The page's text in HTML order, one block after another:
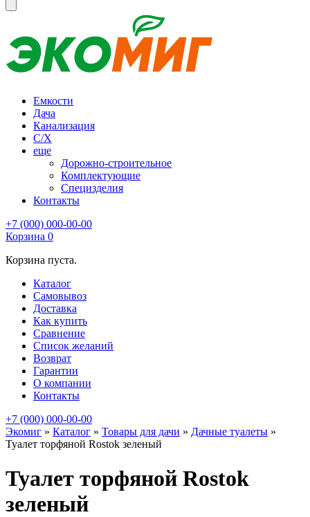
Емкости
Дача
Канализация
С/Х
еще
Дорожно-строительное
Комплектующие
Специзделия
Контакты
+7 (000) 000-00-00
Корзина 0
Корзина пуста.
Каталог
Самовывоз
Доставка
Как купить
Сравнение
Список желаний
Возврат
Гарантии
О компании
Контакты
+7 (000) 000-00-00
Экомиг » Каталог » Товары для дачи » Дачные туалеты »
Туалет торфяной Rostok зеленый
Туалет торфяной Rostok
зеленый